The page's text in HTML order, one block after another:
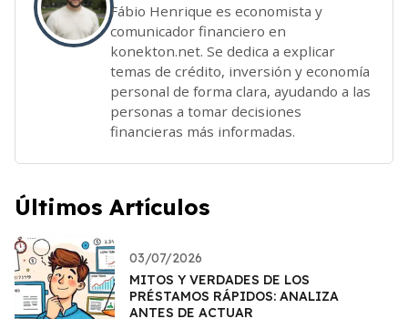
Fábio Henrique es economista y
comunicador financiero en
konekton.net. Se dedica a explicar
temas de crédito, inversión y economía
personal de forma clara, ayudando a las
personas a tomar decisiones
financieras más informadas.
Últimos Artículos
03/07/2026
MITOS Y VERDADES DE LOS
PRÉSTAMOS RÁPIDOS: ANALIZA
ANTES DE ACTUAR